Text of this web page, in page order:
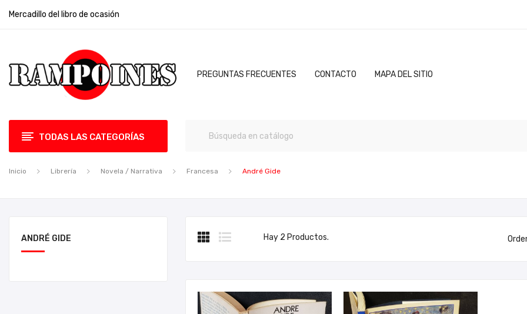
Mercadillo del libro de ocasión
PREGUNTAS FRECUENTES CONTACTO MAPA DEL SITIO
TODAS LAS CATEGORÍAS
Inicio Librería Novela / Narrativa Francesa André Gide
ANDRÉ GIDE Hay 2 Productos.